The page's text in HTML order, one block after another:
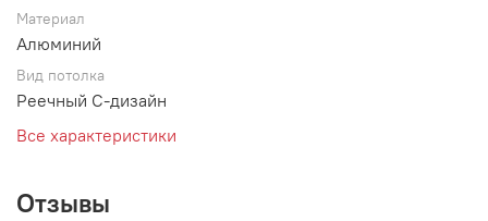
Материал
Алюминий
Вид потолка
Реечный С-дизайн
Все характеристики
Отзывы